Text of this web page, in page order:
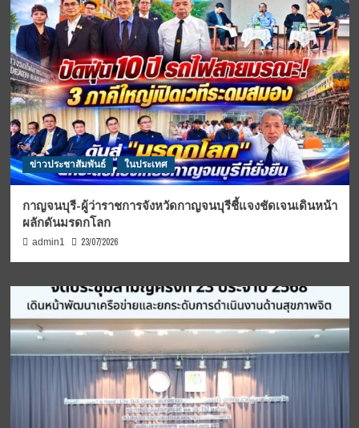
ข่าวประชาสัมพันธ์ ในประเทศ
กาญจนบุรี-ผู้ว่าราชการจังหวัดกาญจนบุรีชี้แจงชัดเจนเดินหน้า
ผลักดันมรดกโลก
admin1 23/07/2026